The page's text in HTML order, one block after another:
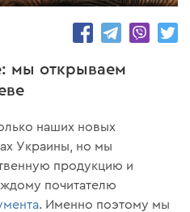
мы открываем
наших новых
Украины, но мы
продукцию и
почитателю
. Именно поэтому мы